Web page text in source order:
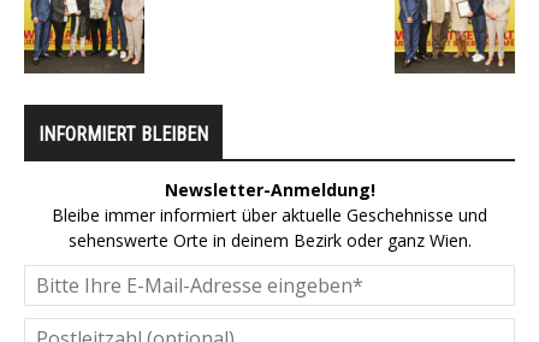
INFORMIERT BLEIBEN
Newsletter-Anmeldung!
Bleibe immer informiert über aktuelle Geschehnisse und
sehenswerte Orte in deinem Bezirk oder ganz Wien.